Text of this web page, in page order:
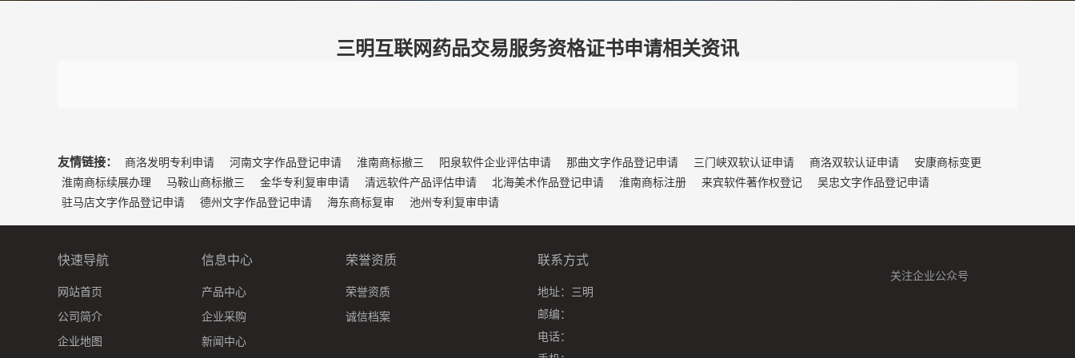
三明互联网药品交易服务资格证书申请相关资讯
友情链接： 商洛发明专利申请 河南文字作品登记申请 淮南商标撤三 阳泉软件企业评估申请 那曲文字作品登记申请 三门峡双软认证申请 商洛双软认证申请
安康商标变更
淮南商标续展办理
马鞍山商标撤三 金华专利复审申请 清远软件产品评估申请 北海美术作品登记申请 淮南商标注册 来宾软件著作权登记
吴忠文字作品登记申请
驻马店文字作品登记申请
德州文字作品登记申请 海东商标复审 池州专利复审申请
快速导航
网站首页
公司简介
企业地图
信息中心
产品中心
企业采购
新闻中心
荣誉资质
荣誉资质
诚信档案
联系方式
地址： 三明
邮编：
电话：
关注企业公众号